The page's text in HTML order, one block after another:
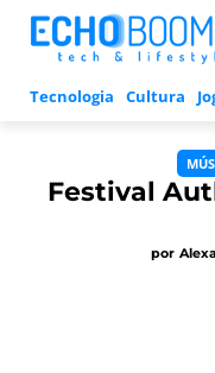
Tecnologia Cultura
Festival
por